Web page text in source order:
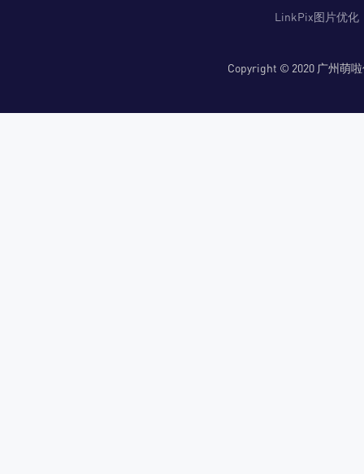
LinkPix图片优化
Copyright © 2020 广州萌